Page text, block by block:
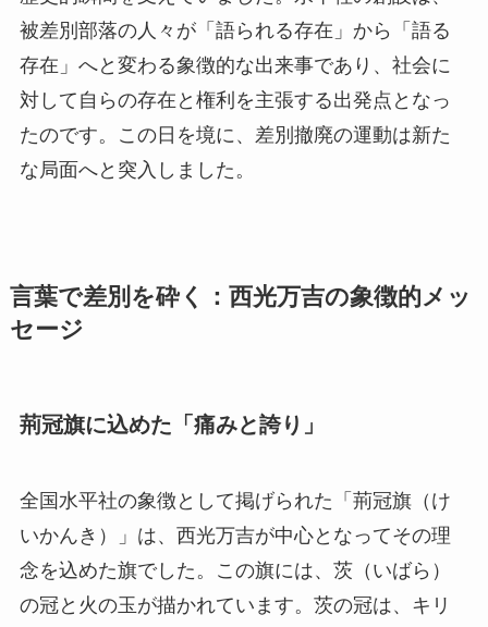
被差別部落の人々が「語られる存在」から「語る
存在」へと変わる象徴的な出来事であり、社会に
対して自らの存在と権利を主張する出発点となっ
たのです。この日を境に、差別撤廃の運動は新た
な局面へと突入しました。
言葉で差別を砕く：西光万吉の象徴的メッ
セージ
荊冠旗に込めた「痛みと誇り」
全国水平社の象徴として掲げられた「荊冠旗（け
いかんき）」は、西光万吉が中心となってその理
念を込めた旗でした。この旗には、茨（いばら）
の冠と火の玉が描かれています。茨の冠は、キリ